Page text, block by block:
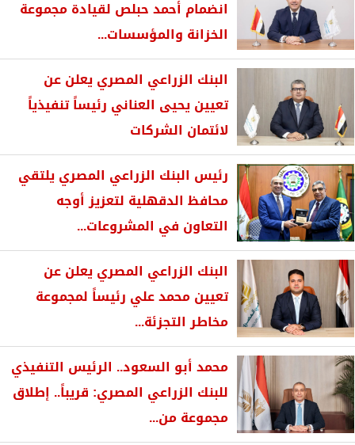
انضمام أحمد حبلص لقيادة مجموعة
الخزانة والمؤسسات...
البنك الزراعي المصري يعلن عن
تعيين يحيى العناني رئيساً تنفيذياً
لائتمان الشركات
رئيس البنك الزراعي المصري يلتقي
محافظ الدقهلية لتعزيز أوجه
التعاون في المشروعات...
البنك الزراعي المصري يعلن عن
تعيين محمد علي رئيساً لمجموعة
مخاطر التجزئة...
محمد أبو السعود.. الرئيس التنفيذي
للبنك الزراعي المصري: قريباً.. إطلاق
مجموعة من...